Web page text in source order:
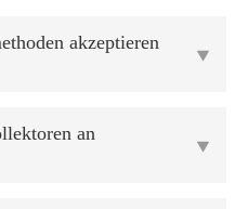
akzeptieren

an
